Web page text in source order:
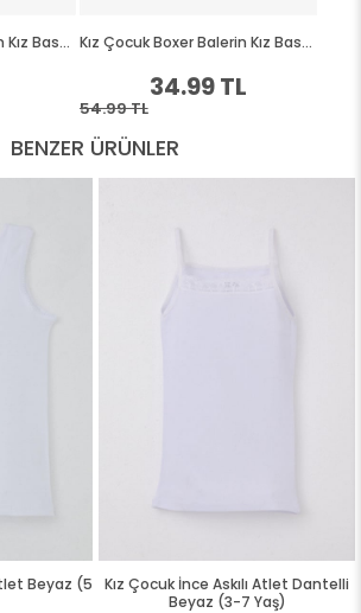
BENZER ÜRÜNLER
Beyaz (5
Kız Çocuk İnce Askılı Atlet Dantelli
Beyaz (3-7 Yaş)